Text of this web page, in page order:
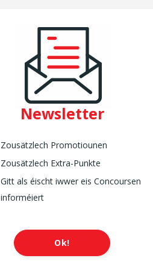
Newsletter
Zousätzlech Promotiounen
Zousätzlech Extra-Punkte
Gitt als éischt iwwer eis Concoursen
informéiert
Ok!